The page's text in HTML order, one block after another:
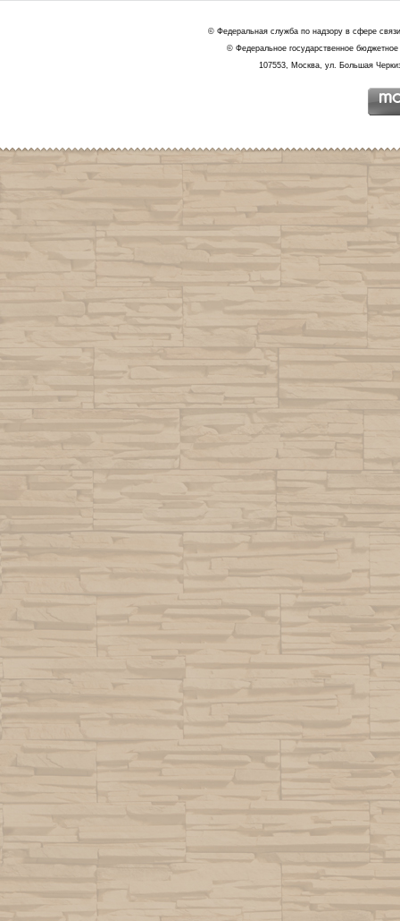
© Федеральная служба по надзору в сфере
© Федеральное государственное
107553, Москва, ул. Большая